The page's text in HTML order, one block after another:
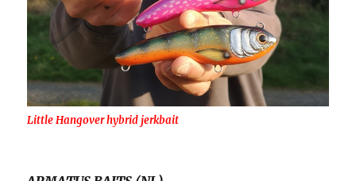
Little Hangover hybrid jerkbait